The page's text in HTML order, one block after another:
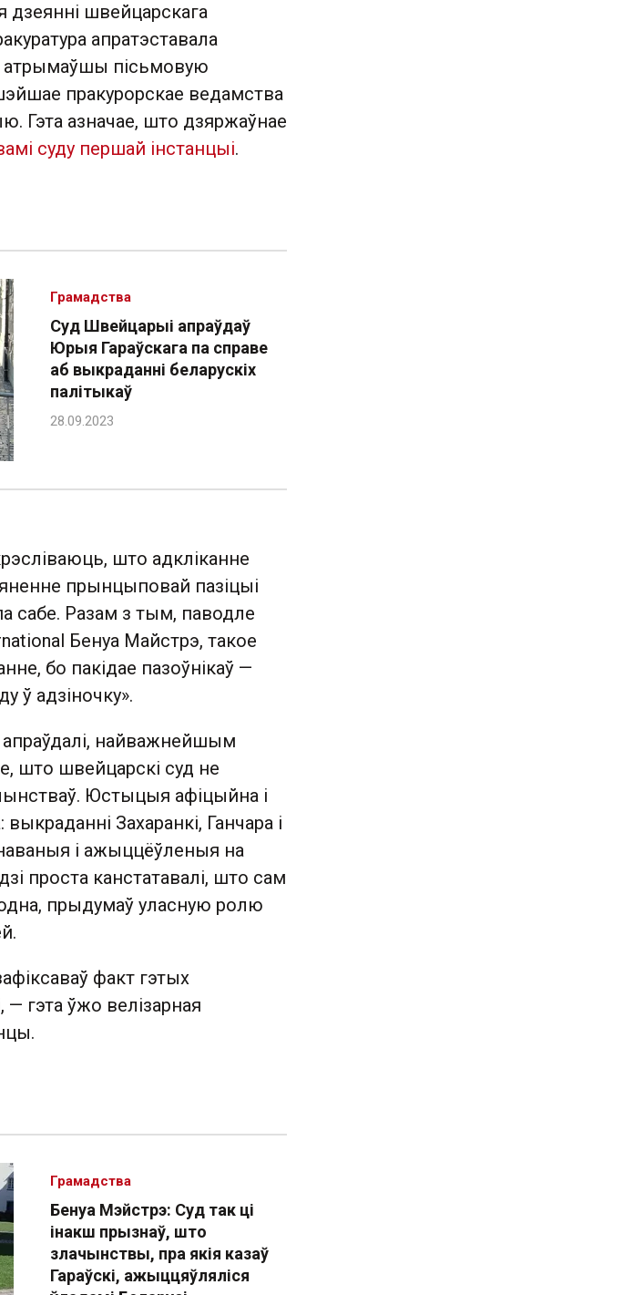
дзеянні швейцарскага
апратэставала
атрымаўшы пісьмовую
пракурорскае ведамства
Гэта азначае, што дзяржаўнае
суду першай інстанцыі.
Суд Швейцарыі апраўдаў
Юрыя Гараўскага па справе
аб выкраданні беларускіх
палітыкаў
Грамадства
што адкліканне
прынцыповай пазіцыі
сабе. Разам з тым, паводле
Бенуа Майстрэ, такое
бо пакідае пазоўнікаў —
ў адзіночку».
апраўдалі, найважнейшым
што швейцарскі суд не
Юстыцыя афіцыйна і
Захаранкі, Ганчара і
і ажыццёўленыя на
проста канстатавалі, што сам
прыдумаў уласную ролю
факт гэтых
гэта ўжо велізарная
Бенуа Мэйстрэ: Суд так ці
інакш прызнаў, што
злачынствы, пра якія казаў
Гараўскі, ажыццяўляліся
Грамадства